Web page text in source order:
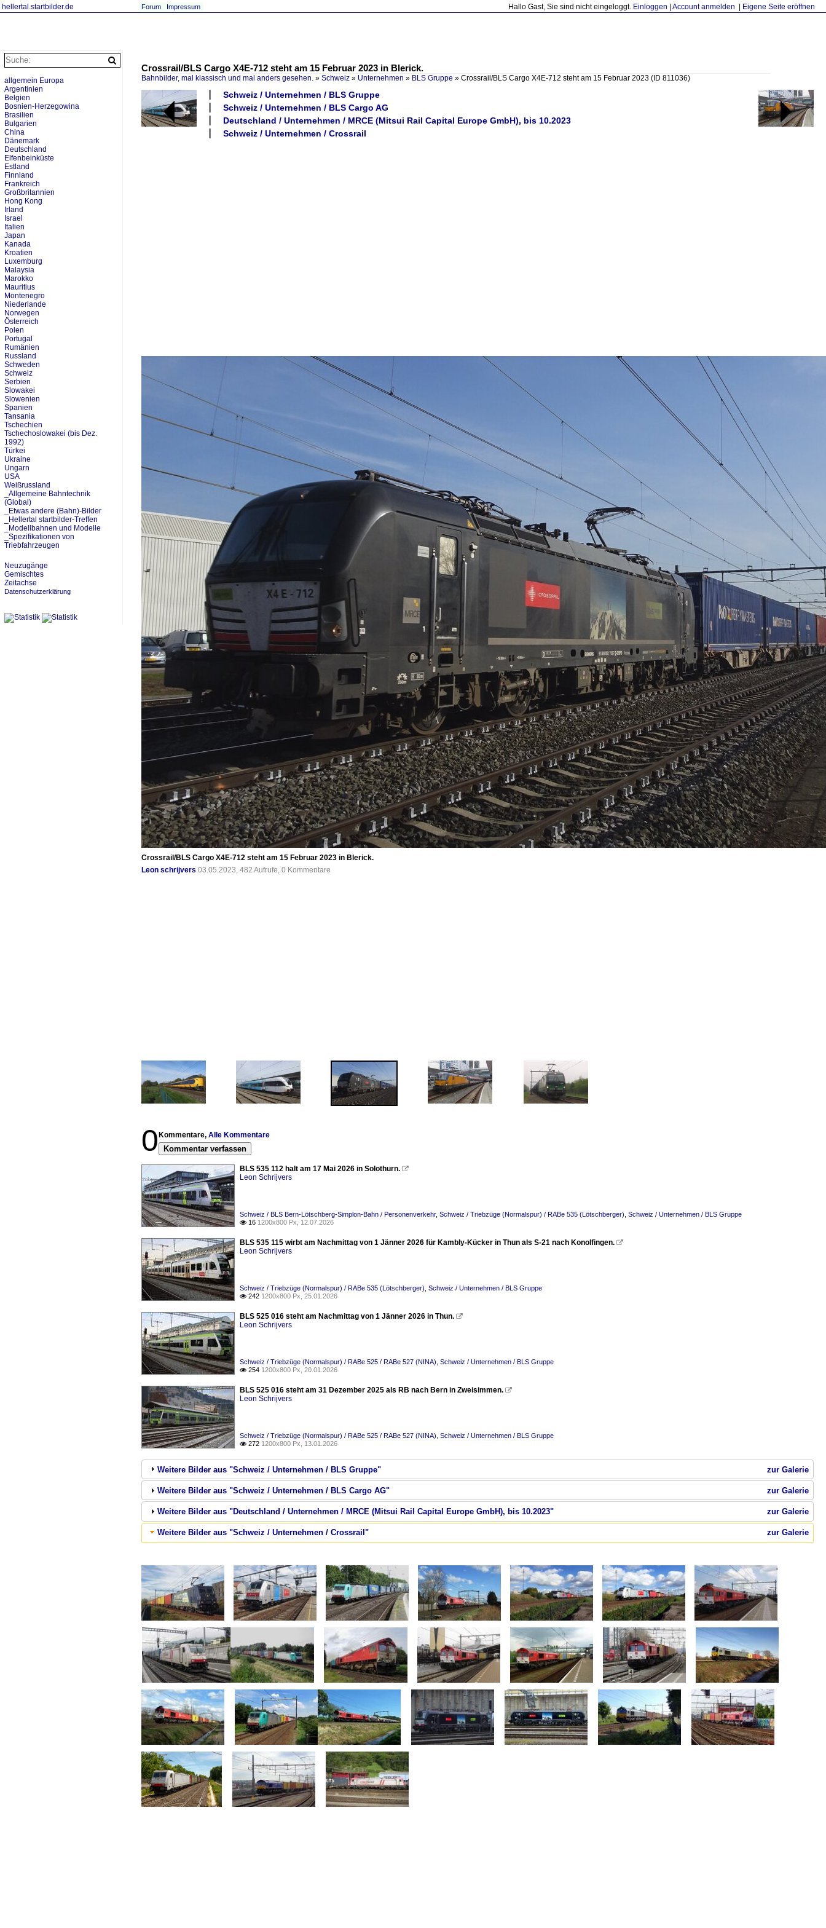
hellertal.startbilder.de Hallo Gast, Sie sind nicht eingeloggt. Einloggen Account anmelden Eigene Seite eröffnen
Forum Impressum
Crossrail/BLS Cargo X4E-712 steht am 15 Februar 2023 in Blerick.
Bahnbilder, mal klassisch und mal anders gesehen. » Schweiz » Unternehmen » BLS Gruppe » Crossrail/BLS Cargo X4E-712 steht am 15 Februar 2023 (ID 811036)
Schweiz / Unternehmen / BLS Gruppe
Schweiz / Unternehmen / BLS Cargo AG
Deutschland / Unternehmen / MRCE (Mitsui Rail Capital Europe GmbH), bis 10.2023
Schweiz / Unternehmen / Crossrail
Crossrail/BLS Cargo X4E-712 steht am 15 Februar 2023 in Blerick.
Leon schrijvers 03.05.2023, 482 Aufrufe, 0 Kommentare
0 Kommentare, Alle Kommentare
Kommentar verfassen
BLS 535 112 halt am 17 Mai 2026 in Solothurn. 
Leon Schrijvers
Schweiz / BLS Bern-Lötschberg-Simplon-Bahn / Personenverkehr, Schweiz / Triebzüge (Normalspur) / RABe 535 (Lötschberger) Schweiz / Unternehmen / BLS Gruppe
 16 1200x800 Px, 12.07.2026
BLS 535 115 wirbt am Nachmittag von 1 Jänner 2026 für Kambly-Kücker in Thun als S-21 nach Konolfingen. 
Leon Schrijvers
Schweiz / Triebzüge (Normalspur) / RABe 535 (Lötschberger) Schweiz / Unternehmen / BLS Gruppe
 242 1200x800 Px, 25.01.2026
BLS 525 016 steht am Nachmittag von 1 Jänner 2026 in Thun. 
Leon Schrijvers
Schweiz / Triebzüge (Normalspur) / RABe 525 / RABe 527 (NINA) Schweiz / Unternehmen / BLS Gruppe
 254 1200x800 Px, 20.01.2026
BLS 525 016 steht am 31 Dezember 2025 als RB nach Bern in Zweisimmen. 
Leon Schrijvers
Schweiz / Triebzüge (Normalspur) / RABe 525 / RABe 527 (NINA) Schweiz / Unternehmen / BLS Gruppe
 272 1200x800 Px, 13.01.2026
zur Galerie
Weitere Bilder aus "Schweiz / Unternehmen / BLS Gruppe"
zur Galerie
Weitere Bilder aus "Schweiz / Unternehmen / BLS Cargo AG"
zur Galerie
Weitere Bilder aus "Deutschland / Unternehmen / MRCE (Mitsui Rail Capital Europe GmbH), bis 10.2023"
zur Galerie
Weitere Bilder aus "Schweiz / Unternehmen / Crossrail"
allgemein Europa
Argentinien
Belgien
Bosnien-Herzegowina
Brasilien
Bulgarien
China
Dänemark
Deutschland
Elfenbeinküste
Estland
Finnland
Frankreich
Großbritannien
Hong Kong
Irland
Israel
Italien
Japan
Kanada
Kroatien
Luxemburg
Malaysia
Marokko
Mauritius
Montenegro
Niederlande
Norwegen
Österreich
Polen
Portugal
Rumänien
Russland
Schweden
Schweiz
Serbien
Slowakei
Slowenien
Spanien
Tansania
Tschechien
Tschechoslowakei (bis Dez.
1992)
Türkei
Ukraine
Ungarn
USA
Weißrussland
_Allgemeine Bahntechnik
(Global)
_Etwas andere (Bahn)-Bilder
_Hellertal startbilder-Treffen
_Modellbahnen und Modelle
_Spezifikationen von
Triebfahrzeugen
Neuzugänge
Gemischtes
Zeitachse
Datenschutzerklärung